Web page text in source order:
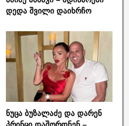
დედა შვილი დაიხრჩო
ნუცა ბუზალაძე და დარენ